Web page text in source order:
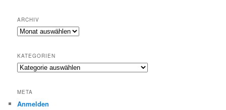
ARCHIV
Archiv
KATEGORIEN
Kategorien
META
Anmelden